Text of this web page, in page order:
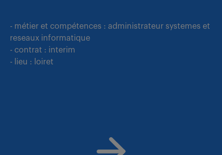
- métier et compétences : administrateur systemes et
reseaux informatique
- contrat : interim
- lieu : loiret